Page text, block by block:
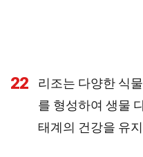
22
리조는 다양한 식
를 형성하여 생물
태계의 건강을 유